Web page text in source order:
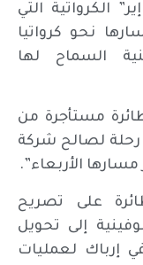
الكرواتية التي
نحو كرواتيا
السماح لها
مستأجرة من
رحلة لصالح شركة
الأربعاء”.
على تصريح
إلى تحويل
إرباك لعمليات